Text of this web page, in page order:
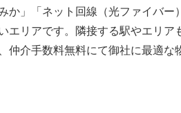
か」「ネット回線（光ファイバ
エリアです。隣接する駅やエリ
仲介手数料無料にて御社に最適な